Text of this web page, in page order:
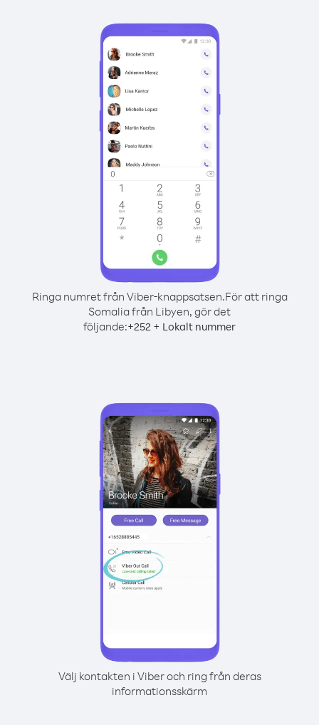
Ringa numret från Viber-knappsatsen.För att ringa
Somalia från Libyen, gör det
följande:+252 + Lokalt nummer
Välj kontakten i Viber och ring från deras
informationsskärm